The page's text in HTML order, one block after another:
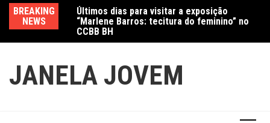
conteúdo
BREAKING
NEWS
Últimos dias para visitar a exposição
“Marlene Barros: tecitura do feminino” no
CCBB BH
Amanda Mangili transforma beleza e
inclusão em conexão real nas redes
JANELA JOVEM